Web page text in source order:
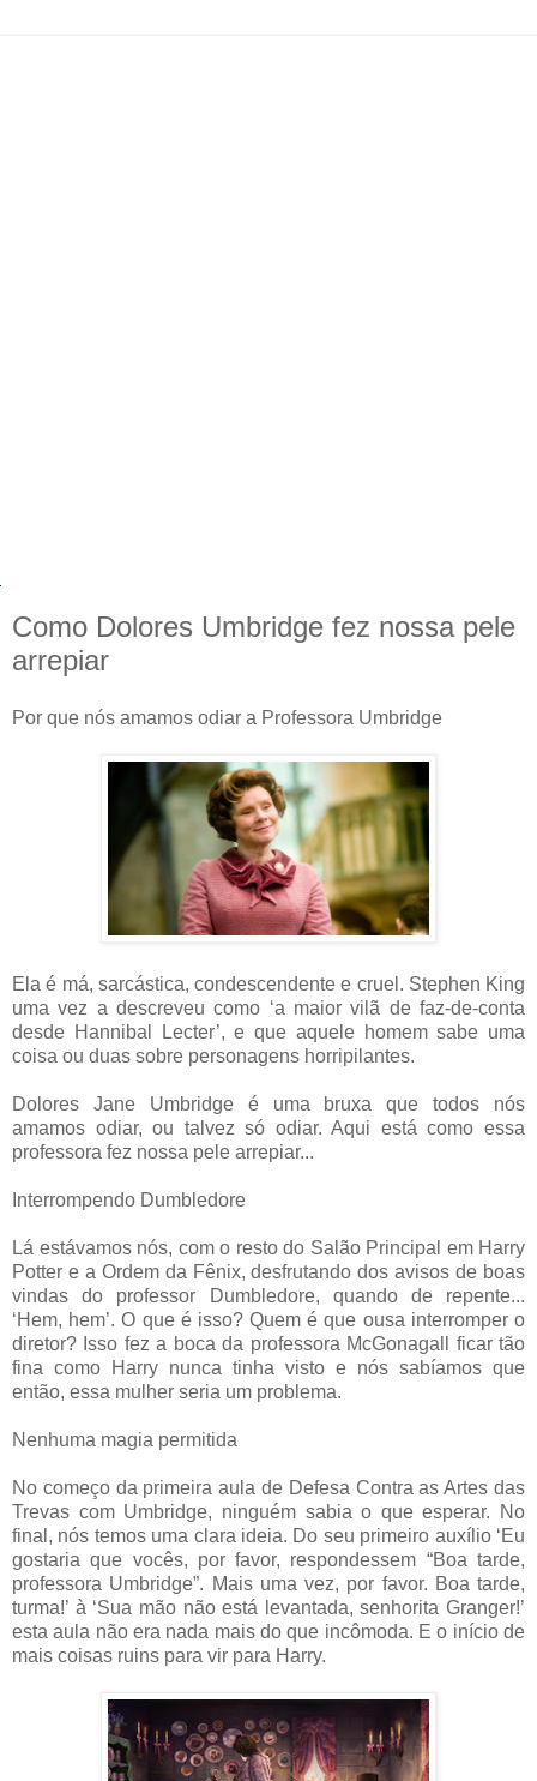
Como Dolores Umbridge fez nossa pele
arrepiar
Por que nós amamos odiar a Professora Umbridge
Ela é má, sarcástica, condescendente e cruel. Stephen King
uma vez a descreveu como ‘a maior vilã de faz-de-conta
desde Hannibal Lecter’, e que aquele homem sabe uma
coisa ou duas sobre personagens horripilantes.
Dolores Jane Umbridge é uma bruxa que todos nós
amamos odiar, ou talvez só odiar. Aqui está como essa
professora fez nossa pele arrepiar...
Interrompendo Dumbledore
Lá estávamos nós, com o resto do Salão Principal em Harry
Potter e a Ordem da Fênix, desfrutando dos avisos de boas
vindas do professor Dumbledore, quando de repente...
‘Hem, hem’. O que é isso? Quem é que ousa interromper o
diretor? Isso fez a boca da professora McGonagall ficar tão
fina como Harry nunca tinha visto e nós sabíamos que
então, essa mulher seria um problema.
Nenhuma magia permitida
No começo da primeira aula de Defesa Contra as Artes das
Trevas com Umbridge, ninguém sabia o que esperar. No
final, nós temos uma clara ideia. Do seu primeiro auxílio ‘Eu
gostaria que vocês, por favor, respondessem “Boa tarde,
professora Umbridge”. Mais uma vez, por favor. Boa tarde,
turma!’ à ‘Sua mão não está levantada, senhorita Granger!’
esta aula não era nada mais do que incômoda. E o início de
mais coisas ruins para vir para Harry.